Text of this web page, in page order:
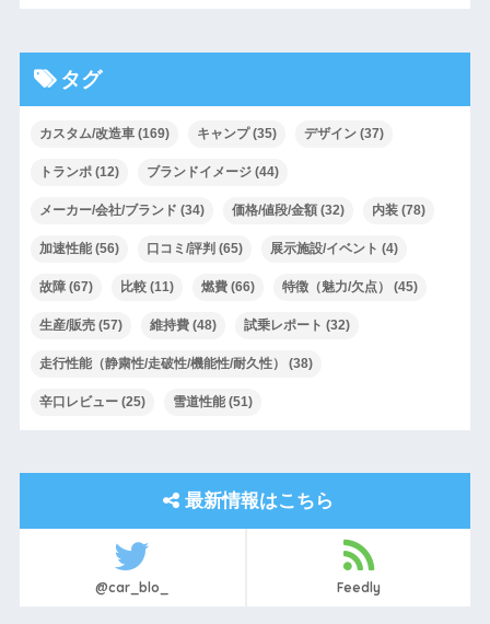
タグ
カスタム/改造車(169) キャンプ(35) デザイン(37)
トランポ(12) ブランドイメージ(44)
メーカー/会社/ブランド (34) 価格/値段/金額(32) 内装(78)
加速性能(56) 口コミ/評判 (65) 展示施設/イベント (4)
故障(67) 比較(11) 燃費(66) 特徴（魅力/欠点） (45)
生産/販売(57) 維持費(48) 試乗レポート (32)
走行性能（静粛性/走破性/機能性/耐久性） (38)
辛口レビュー(25) 雪道性能(51)
最新情報はこちら
@car_blo_ Feedly